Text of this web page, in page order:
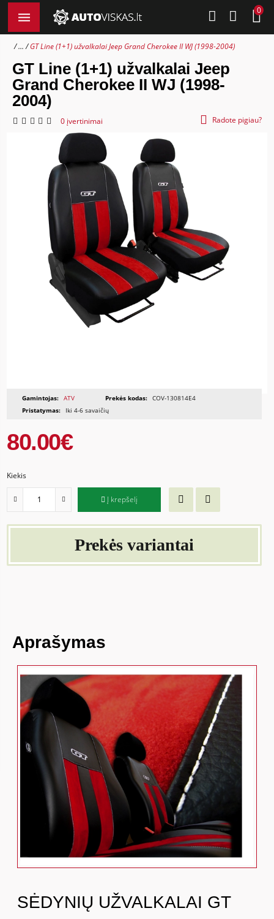
0
... GT Line (1+1) užvalkalai Jeep Grand Cherokee II WJ (1998-2004)
GT Line (1+1) užvalkalai Jeep
Grand Cherokee II WJ (1998-
2004)
0 įvertinimai Radote pigiau?
Gamintojas: ATV Prekės kodas: COV-130814E4
Pristatymas:
Iki 4-6 savaičių
80.00€
Kiekis
Į krepšelį
Prekės variantai
Aprašymas
SĖDYNIŲ UŽVALKALAI GT